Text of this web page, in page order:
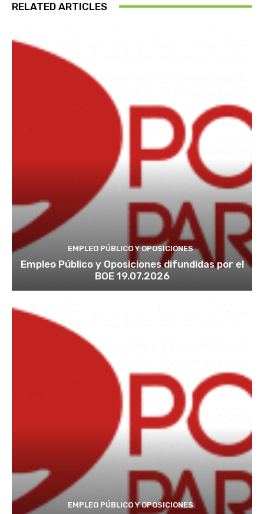
RELATED ARTICLES
EMPLEO PÚBLICO Y OPOSICIONES
Empleo Público y Oposiciones difundidas por el
BOE 19.07.2026
EMPLEO PÚBLICO Y OPOSICIONES